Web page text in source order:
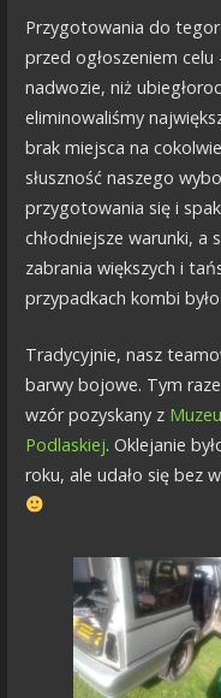
Przygotowania do
przed ogłoszeniem
nadwozie, niż
eliminowaliśmy
brak miejsca na
słuszność naszego
przygotowania się i
chłodniejsze warunki, a
zabrania większych i
przypadkach kombi
Tradycyjnie, nasz
barwy bojowe. Tym
wzór pozyskany z
Podlaskiej. Oklejanie
roku, ale udało się bez